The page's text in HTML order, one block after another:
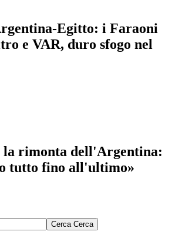
Egitto: i Faraoni
e VAR, duro sfogo nel
la rimonta dell'Argentina:
tutto fino all'ultimo»
Cerca Cerca